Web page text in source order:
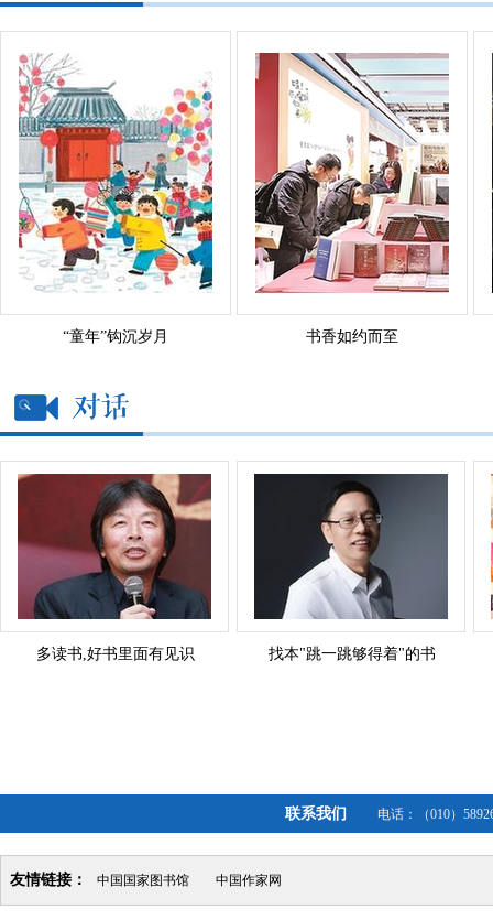
“童年”钩沉岁月 书香如约而至
多读书,好书里面有见识 找本"跳一跳够得着"的书
联系我们电话：（010）
友情链接： 中国国家图书馆 中国作家网